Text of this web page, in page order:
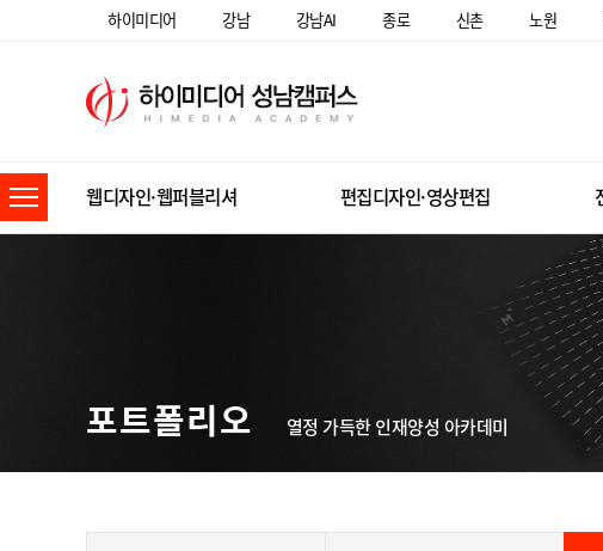
하이미디어 강남 강남AI 종로 신촌 노원
웹디자인·웹퍼블리셔 편집디자인·영상편집
포트폴리오 열정 가득한 인재양성 아카데미